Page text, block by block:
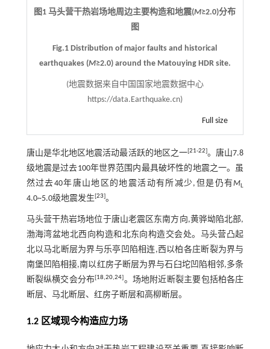
图1 马头营干热岩场地周边主要构造和地震(M≥2.0)分布
图
Fig.1 Distribution of major faults and historical
earthquakes (M≥2.0) around the Matouying HDR site.
(地震数据来自中国国家地震数据中心
https://data.Earthquake.cn)
Full size
唐山是华北地区地震活动最活跃的地区之一[21-22]。唐山7.8
级地震是过去100年世界范围内最具破坏性的地震之一。虽
然过去40年唐山地区的地震活动有所减少,但是仍有ML
4.0~5.0级地震发生[23]。
马头营干热岩场地位于唐山老震区东南方向,黄骅坳陷北部,
渤海湾盆地北西向构造和北东向构造交会处。马头营凸起
北以马北断层为界与乐亭凹陷相连,西以柏各庄断裂为界与
南堡凹陷相接,南以红房子断层为界与石臼坨凹陷相邻,多条
断裂纵横交会分布[18,20,24]。场地附近断裂主要包括柏各庄
断层、马北断层、红房子断层和高柳断层。
1.2 区域现今构造应力场